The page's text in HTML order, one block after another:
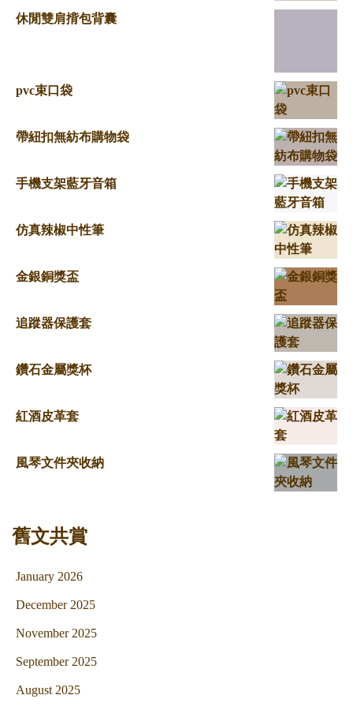
休閒雙肩揹包背囊
pvc束口袋
帶紐扣無紡布購物袋
手機支架藍牙音箱
仿真辣椒中性筆
金銀銅獎盃
追蹤器保護套
鑽石金屬獎杯
紅酒皮革套
風琴文件夾收納
舊文共賞
January 2026
December 2025
November 2025
September 2025
August 2025